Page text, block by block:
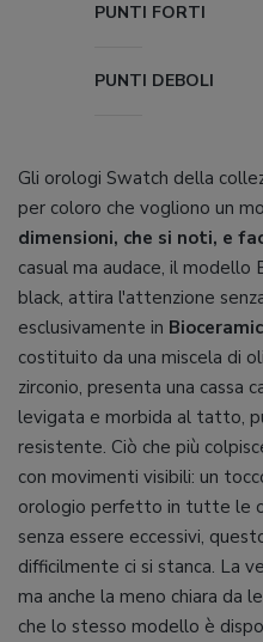
PUNTI FORTI
PUNTI DEBOLI
Gli orologi Swatch della
per coloro che vogliono un
dimensioni, che si noti, e
casual ma audace, il
black, attira l'attenzione
esclusivamente in Bioceramic
costituito da una miscela di
zirconio, presenta una cassa
levigata e morbida al tatto,
resistente. Ciò che più
con movimenti visibili: un
orologio perfetto in tutte le
senza essere eccessivi,
difficilmente ci si stanca. La
ma anche la meno chiara da
che lo stesso modello è